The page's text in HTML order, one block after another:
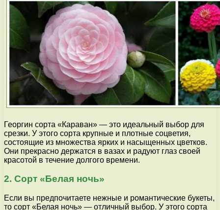
Георгин сорта «Караван» — это идеальный выбор для
срезки. У этого сорта крупные и плотные соцветия,
состоящие из множества ярких и насыщенных цветков.
Они прекрасно держатся в вазах и радуют глаз своей
красотой в течение долгого времени.
2. Сорт «Белая ночь»
Если вы предпочитаете нежные и романтические букеты,
то сорт «Белая ночь» — отличный выбор. У этого сорта